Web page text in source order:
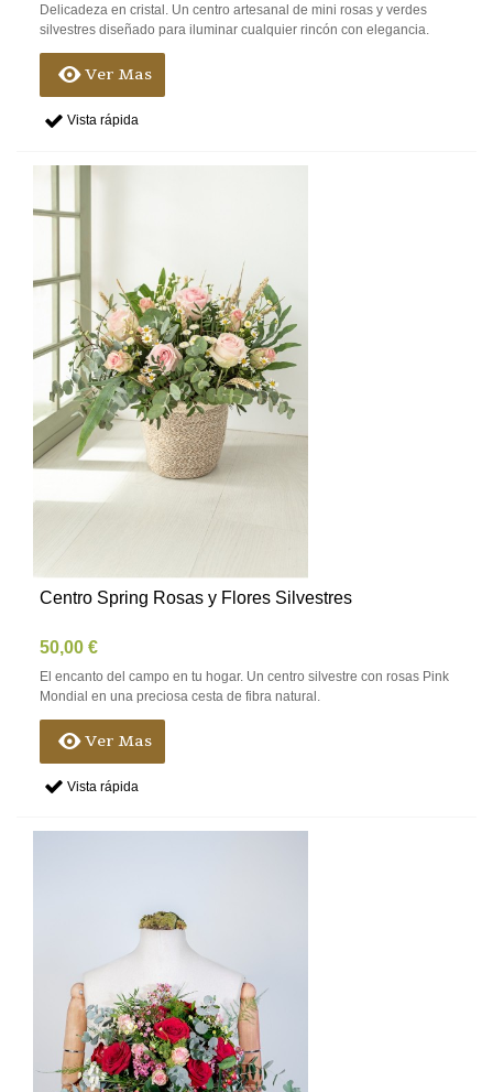
Delicadeza en cristal. Un centro artesanal de mini rosas y verdes
silvestres diseñado para iluminar cualquier rincón con elegancia.
Ver Mas
Vista rápida
Centro Spring Rosas y Flores Silvestres
50,00 €
El encanto del campo en tu hogar. Un centro silvestre con rosas Pink
Mondial en una preciosa cesta de fibra natural.
Ver Mas
Vista rápida